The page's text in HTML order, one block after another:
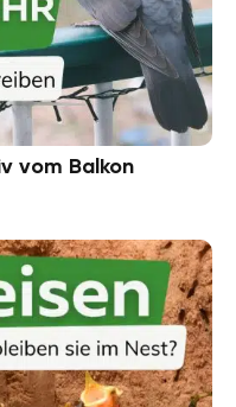
vom Balkon